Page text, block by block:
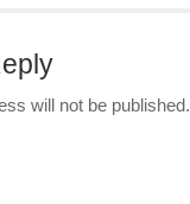
will not be published.